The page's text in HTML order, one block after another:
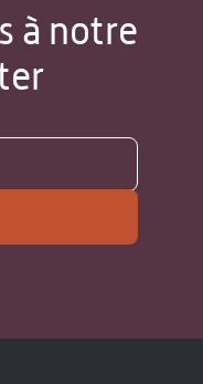
à notre